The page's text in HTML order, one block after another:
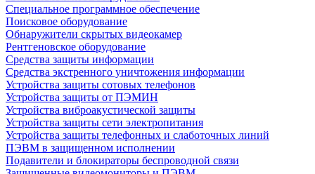
Специальное программное обеспечение
Поисковое оборудование
Обнаружители скрытых видеокамер
Рентгеновское оборудование
Средства защиты информации
Средства экстренного уничтожения информации
Устройства защиты сотовых телефонов
Устройства защиты от ПЭМИН
Устройства виброакустической защиты
Устройства защиты сети электропитания
Устройства защиты телефонных и слаботочных линий
ПЭВМ в защищенном исполнении
Подавители и блокираторы беспроводной связи